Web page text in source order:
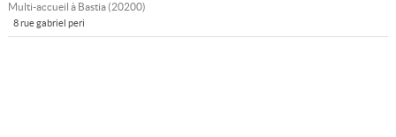
Multi-accueil à Bastia(20200)
8 rue gabriel peri